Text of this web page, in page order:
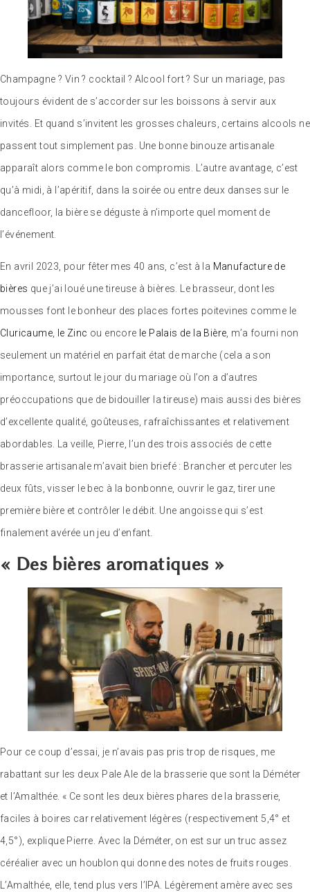
Champagne ? Vin ? cocktail ? Alcool fort ? Sur un mariage, pas
toujours évident de s’accorder sur les boissons à servir aux
invités. Et quand s’invitent les grosses chaleurs, certains alcools ne
passent tout simplement pas. Une bonne binouze artisanale
apparaît alors comme le bon compromis. L’autre avantage, c’est
qu’à midi, à l’apéritif, dans la soirée ou entre deux danses sur le
dancefloor, la bière se déguste à n’importe quel moment de
l’événement.
En avril 2023, pour fêter mes 40 ans, c’est à la Manufacture de
bières que j’ai loué une tireuse à bières. Le brasseur, dont les
mousses font le bonheur des places fortes poitevines comme le
Cluricaume
le Zinc ou encore le Palais de la Bière , m’a fourni non
seulement un matériel en parfait état de marche (cela a son
importance, surtout le jour du mariage où l’on a d’autres
préoccupations que de bidouiller la tireuse) mais aussi des bières
d’excellente qualité, goûteuses, rafraîchissantes et relativement
abordables. La veille, Pierre, l’un des trois associés de cette
brasserie artisanale m’avait bien briefé : Brancher et percuter les
deux fûts, visser le bec à la bonbonne, ouvrir le gaz, tirer une
première bière et contrôler le débit. Une angoisse qui s’est
finalement avérée un jeu d’enfant.
« Des bières aromatiques »
Pour ce coup d’essai, je n’avais pas pris trop de risques, me
rabattant sur les deux Pale Ale de la brasserie que sont la Déméter
et l’Amalthée. « Ce sont les deux bières phares de la brasserie,
faciles à boires car relativement légères (respectivement 5,4° et
4,5°), explique Pierre. Avec la Déméter, on est sur un truc assez
céréalier avec un houblon qui donne des notes de fruits rouges.
L’Amalthée, elle, tend plus vers l’IPA. Légèrement amère avec ses